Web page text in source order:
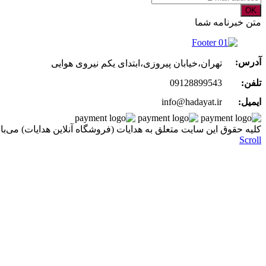
OK
متن خبرنامه شما
آدرس:
تهران،خیابان پیروزی،ابتدای یکم نیروی هوایی
تلفن:
09128899543
ایمیل:
info@hadayat.ir
کليه حقوق اين سايت متعلق به هدایات (فروشگاه آنلاین هدایات)
Scroll